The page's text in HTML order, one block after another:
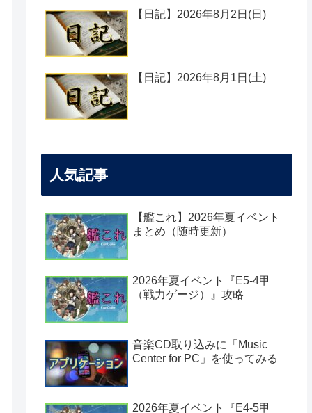
【日記】2026年8月2日(日)
【日記】2026年8月1日(土)
人気記事
【艦これ】2026年夏イベント
まとめ（随時更新）
2026年夏イベント『E5-4甲
（戦力ゲージ）』攻略
音楽CD取り込みに「Music
Center for PC」を使ってみる
2026年夏イベント『E4-5甲